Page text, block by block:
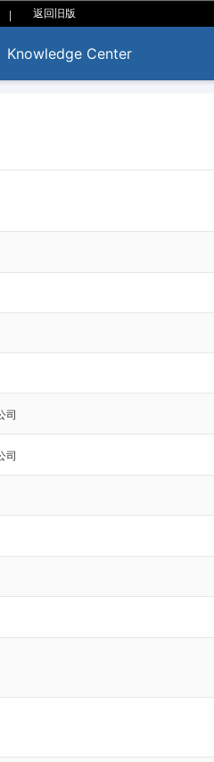
| 返回旧版
Knowledge Center
司
司